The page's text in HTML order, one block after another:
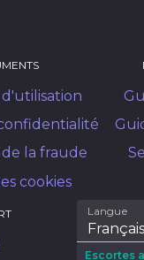
la fraude
cookies
Langue
Français
Escortes